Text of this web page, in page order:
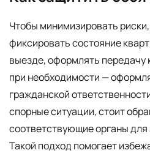
Чтобы минимизировать
фиксировать состояние
выезде, оформлять
при необходимости —
гражданской
спорные ситуации, стоит
соответствующие органы
Такой подход помогает